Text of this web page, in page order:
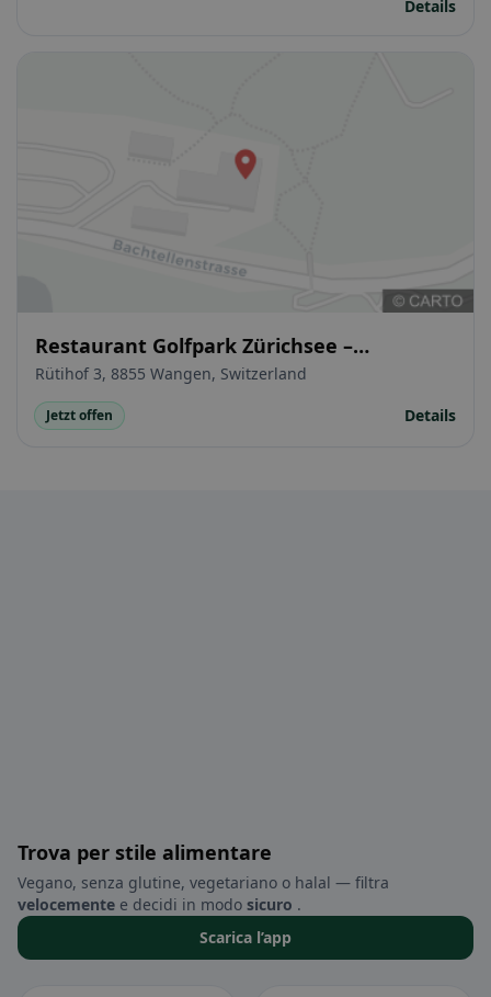
Details
Restaurant Golfpark Zürichsee –
Öffentliches Restaurant. Terrasse.
Bankett. Seminar
Rütihof 3, 8855 Wangen, Switzerland
Jetzt offen Details
Trova per stile alimentare
Vegano, senza glutine, vegetariano o halal — filtra
velocemente e decidi in modo sicuro .
Scarica l’app